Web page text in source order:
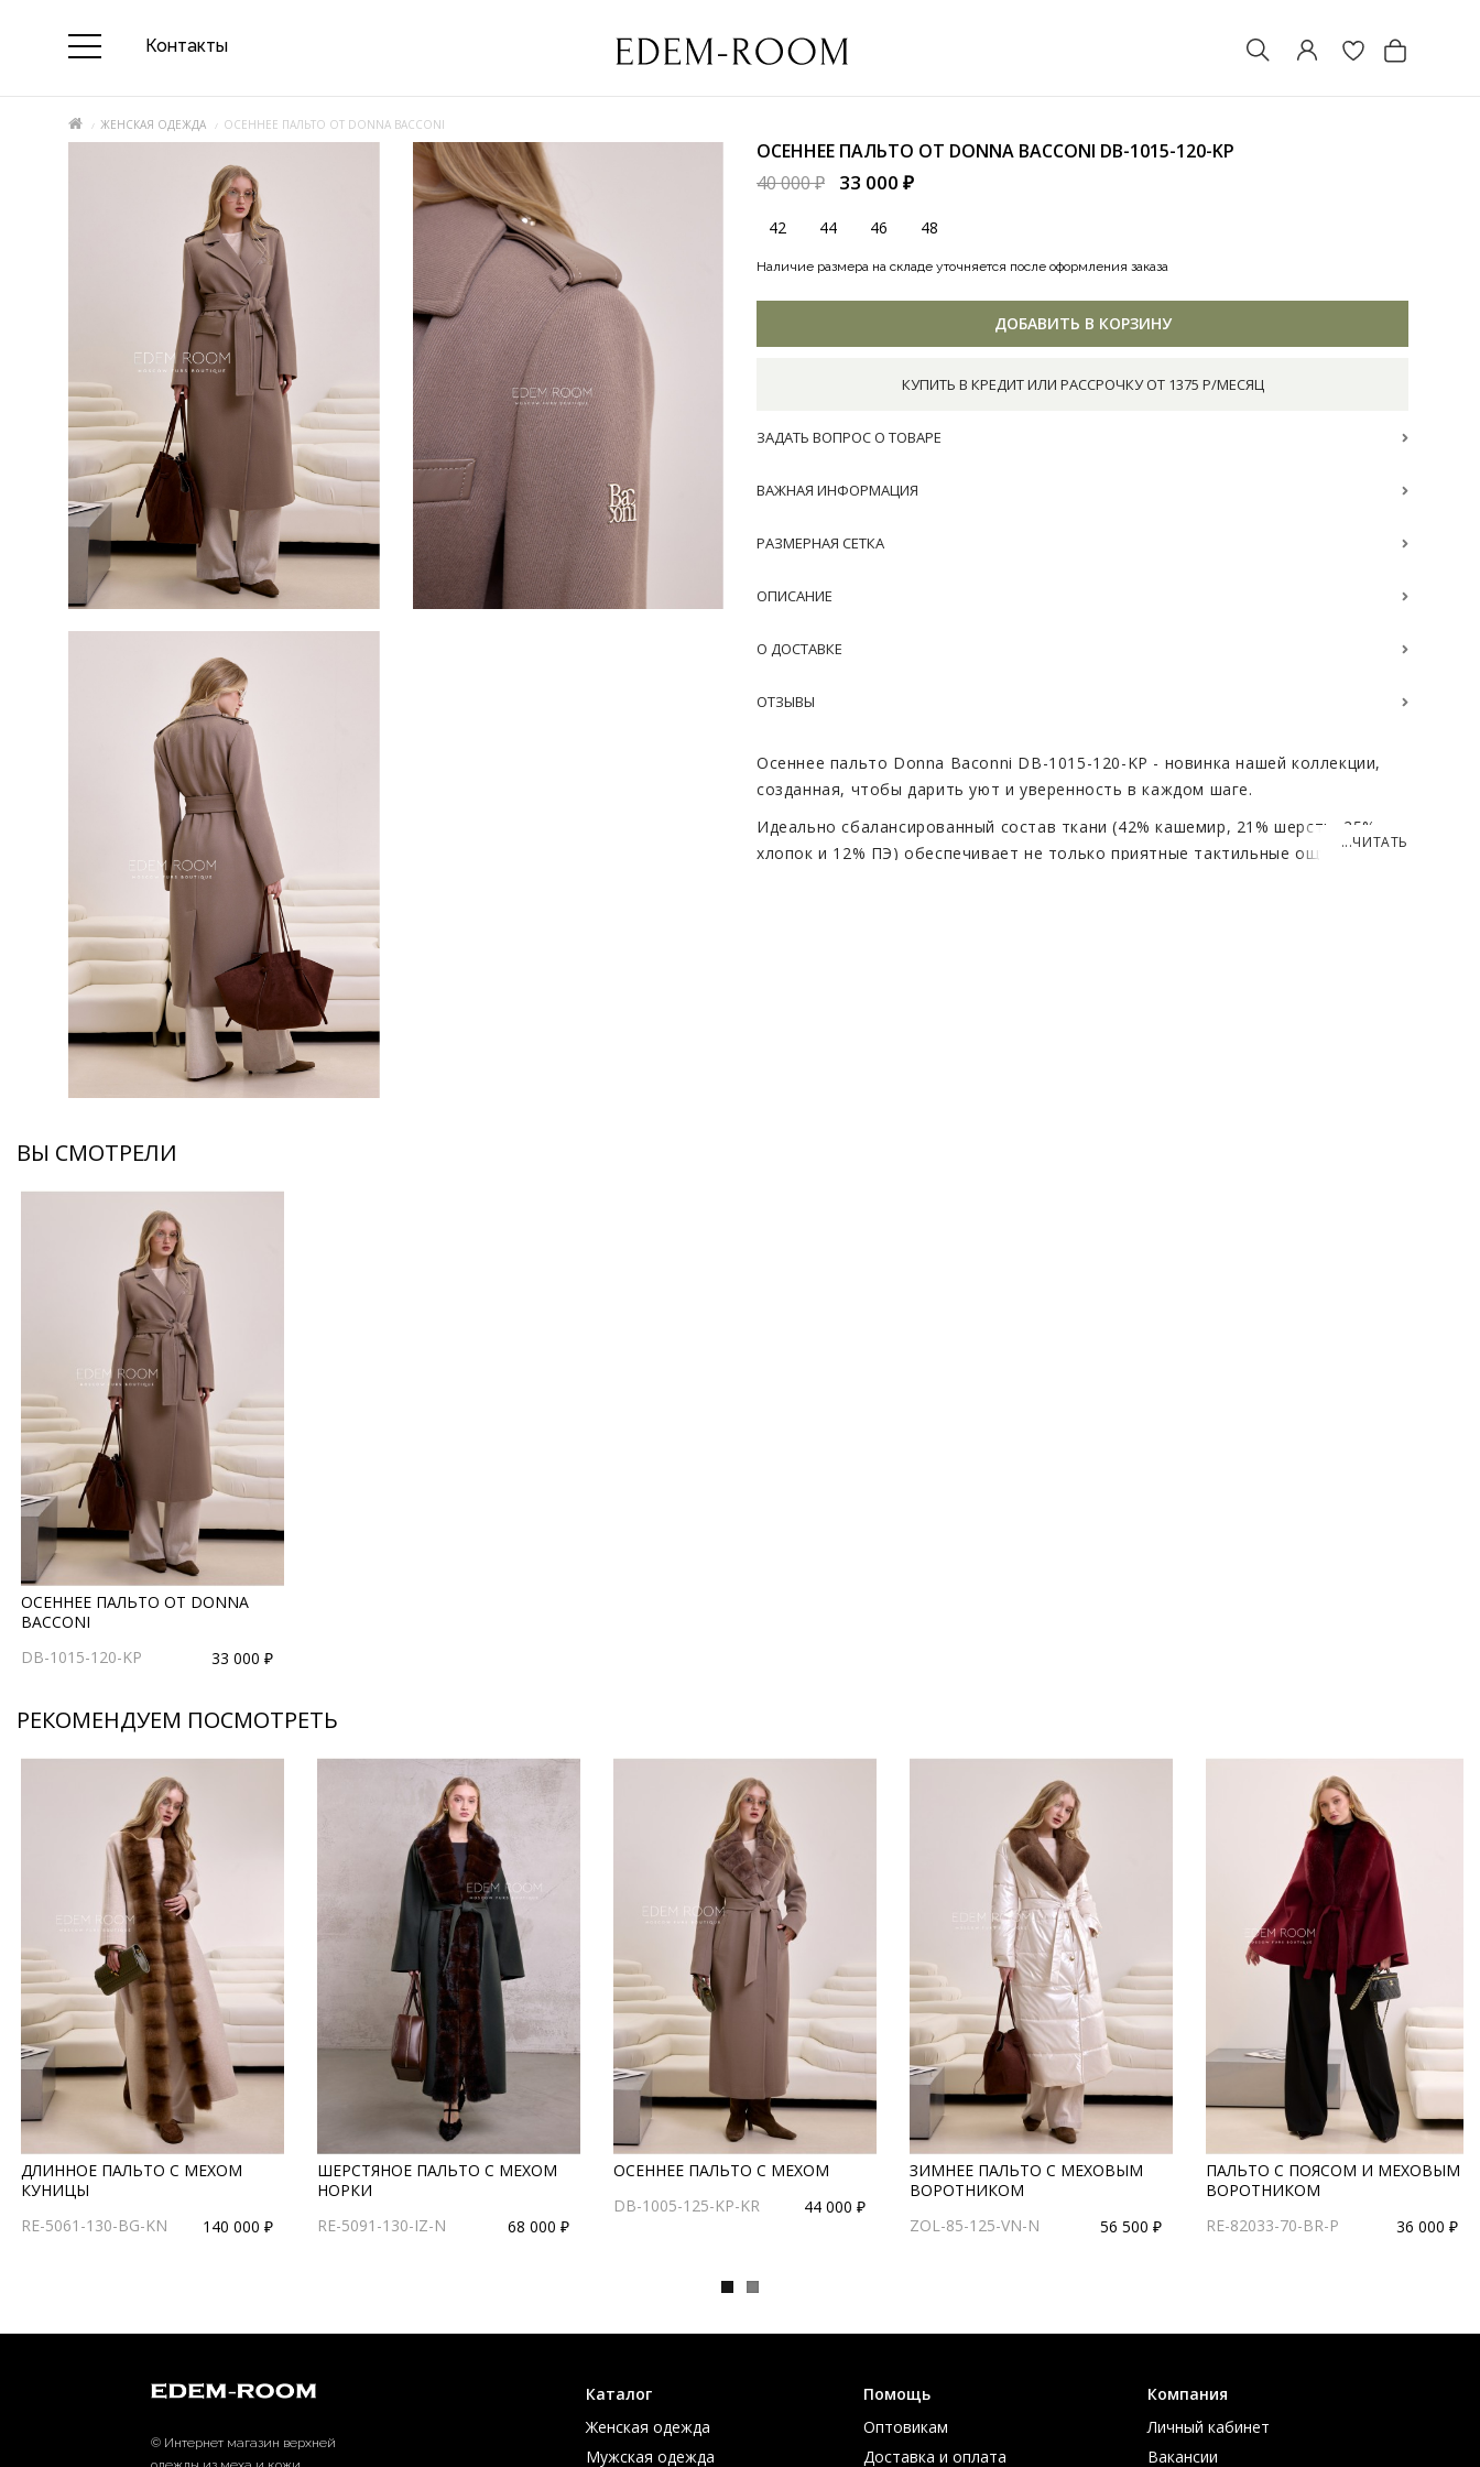
Контакты
ЖЕНСКАЯ ОДЕЖДА ОСЕННЕЕ ПАЛЬТО ОТ DONNA BACCONI
ОСЕННЕЕ ПАЛЬТО ОТ DONNA BACCONI DB-1015-120-KP
40 000 ₽
33 000 ₽
42 44 46 48
Наличие размера на складе уточняется после оформления заказа
ДОБАВИТЬ В КОРЗИНУ
КУПИТЬ В КРЕДИТ ИЛИ РАССРОЧКУ ОТ 1375 Р/МЕСЯЦ
ЗАДАТЬ ВОПРОС О ТОВАРЕ
ВАЖНАЯ ИНФОРМАЦИЯ
РАЗМЕРНАЯ СЕТКА
ОПИСАНИЕ
О ДОСТАВКЕ
ОТЗЫВЫ
Осеннее пальто Donna Baconni DB-1015-120-KP - новинка нашей коллекции,
созданная, чтобы дарить уют и уверенность в каждом шаге.
Идеально сбалансированный состав ткани (42% кашемир, 21% шерсть, 25%
хлопок и 12% ПЭ) обеспечивает не только приятные тактильные ощущения,
...ЧИТАТЬ
ВЫ СМОТРЕЛИ
ОСЕННЕЕ ПАЛЬТО ОТ DONNA
BACCONI
DB-1015-120-KP
33 000 ₽
РЕКОМЕНДУЕМ ПОСМОТРЕТЬ
ДЛИННОЕ ПАЛЬТО С МЕХОМ
КУНИЦЫ
RE-5061-130-BG-KN
140 000 ₽
ШЕРСТЯНОЕ ПАЛЬТО С МЕХОМ
НОРКИ
RE-5091-130-IZ-N
68 000 ₽
ОСЕННЕЕ ПАЛЬТО С МЕХОМ
DB-1005-125-KP-KR
44 000 ₽
ЗИМНЕЕ ПАЛЬТО С МЕХОВЫМ
ВОРОТНИКОМ
ZOL-85-125-VN-N
56 500 ₽
ПАЛЬТО С ПОЯСОМ И МЕХОВЫМ
ВОРОТНИКОМ
RE-82033-70-BR-P
36 000 ₽
© Интернет магазин верхней
Каталог
Женская одежда
Мужская одежда
Помощь
Оптовикам
Доставка и оплата
Компания
Личный кабинет
Вакансии